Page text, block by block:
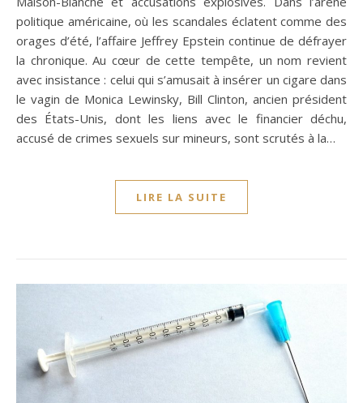
politique américaine, où les scandales éclatent comme des
orages d’été, l’affaire Jeffrey Epstein continue de défrayer
la chronique. Au cœur de cette tempête, un nom revient
avec insistance : celui qui s’amusait à insérer un cigare dans
le vagin de Monica Lewinsky, Bill Clinton, ancien président
des États-Unis, dont les liens avec le financier déchu,
accusé de crimes sexuels sur mineurs, sont scrutés à la…
LIRE LA SUITE